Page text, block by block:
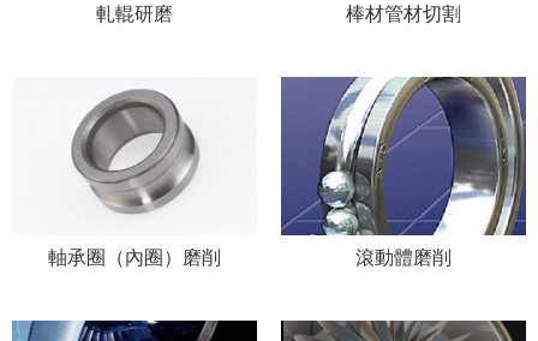
軋輥研磨 棒材管材切割
軸承圈（內圈）磨削 滾動體磨削